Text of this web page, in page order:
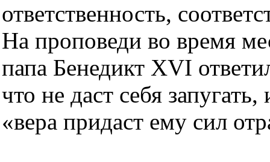
ответственность,
На проповеди во время
папа Бенедикт XVI
что не даст себя
«вера придаст ему сил